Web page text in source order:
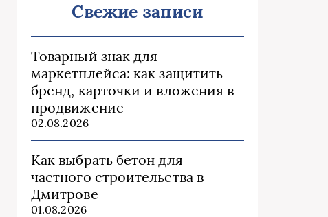
Свежие записи
Товарный знак для
маркетплейса: как защитить
бренд, карточки и вложения в
продвижение
02.08.2026
Как выбрать бетон для
частного строительства в
Дмитрове
01.08.2026